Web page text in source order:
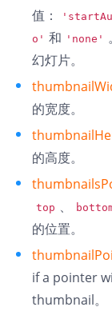
值：
o' 和 'none'
幻灯片。
的宽度。
的高度。
top 、
的位置。
if a pointer
thumbnail。